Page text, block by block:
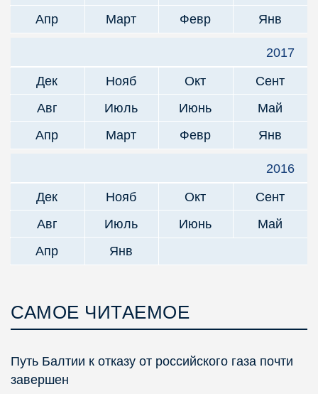
Апр
Март Февр Янв
2017
Дек
Нояб Окт
Сент
Авг
Июль Июнь
Май
Апр
Март Февр Янв
2016
Дек
Нояб Окт
Сент
Авг
Июль Июнь
Май
Апр
Янв
САМОЕ ЧИТАЕМОЕ
Путь Балтии к отказу от российского газа почти
завершен